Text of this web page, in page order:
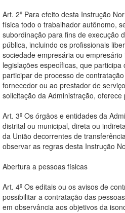
Art. 2º Para efeito desta Instrução
física todo o trabalhador autônomo,
subordinação para fins de execução
pública, incluindo os profissionais
sociedade empresária ou
legislações específicas, que
participar de processo de
fornecedor ou ao prestador de
solicitação da Administração, oferece
Art. 3º Os órgãos e entidades da
distrital ou municipal, direta ou
da União decorrentes de
observar as regras desta Instrução
Abertura a pessoas físicas
Art. 4º Os editais ou os avisos de
possibilitar a contratação das
em observância aos objetivos da